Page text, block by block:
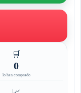
🛒
0
lo han comprado